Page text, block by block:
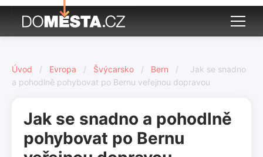
Úvod / Evropa / Švýcarsko / Bern /
Jak se snadno
a pohodlně pohybovat po Bernu veřejnou dopravou
Jak se snadno a pohodlně
pohybovat po Bernu